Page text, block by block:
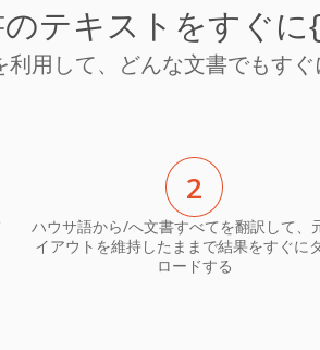
テキストをすぐに
利用して、どんな文書でもす
2
ハウサ語から/へ文書すべてを翻訳して、
イアウトを維持したままで結果をすぐに
ロードする